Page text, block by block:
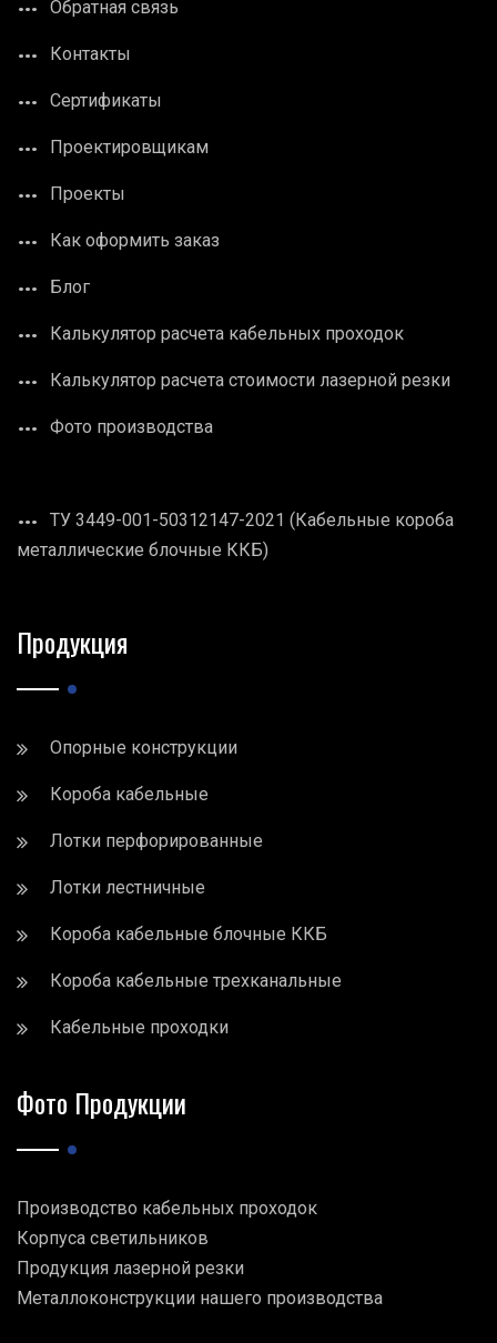
Обратная связь
Контакты
Сертификаты
Проектировщикам
Проекты
Как оформить заказ
Блог
Калькулятор расчета кабельных проходок
Калькулятор расчета стоимости лазерной резки
Фото производства
ТУ 3449-001-50312147-2021 (Кабельные короба
металлические блочные ККБ)
Продукция
Опорные конструкции
Короба кабельные
Лотки перфорированные
Лотки лестничные
Короба кабельные блочные ККБ
Короба кабельные трехканальные
Кабельные проходки
Фото Продукции
Производство кабельных проходок
Корпуса светильников
Продукция лазерной резки
Металлоконструкции нашего производства